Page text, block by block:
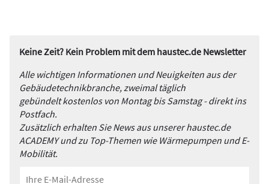
Anschlusswerten unter 4,0 kW von dieser Regelung verschont.
5. Lärmbelästigung vermeiden
Trotz technischer Verbesserungen kommt es bei Luft-
Wärmepumpen weiterhin zu Nachbarschaftsbeschwerden.
Hellhörige Nachbarn fühlen sich durch Betriebsgeräusche
gestört. Bei Split-Wärmepumpen treten zudem häufig
über die Heißgasleitung.
Keine Zeit? Kein Problem mit dem haustec.de Newsletter
Alle wichtigen Informationen und Neuigkeiten aus der
Gebäudetechnikbranche, zweimal täglich
gebündelt kostenlos von Montag bis Samstag - direkt ins
Postfach.
Zusätzlich erhalten Sie News aus unserer haustec.de
ACADEMY und zu Top-Themen wie Wärmepumpen und E-
Mobilität.